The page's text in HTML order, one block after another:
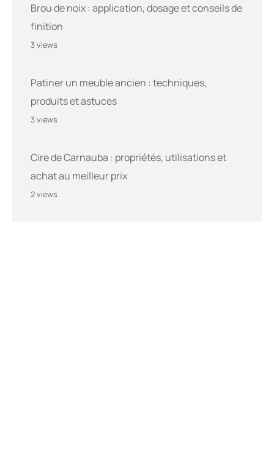
Brou de noix : application, dosage et conseils de
finition
3 views
Patiner un meuble ancien : techniques,
produits et astuces
3 views
Cire de Carnauba : propriétés, utilisations et
achat au meilleur prix
2 views